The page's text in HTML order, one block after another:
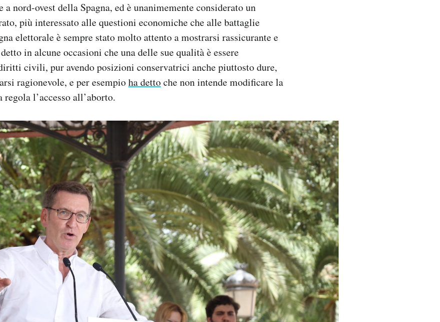
nord-ovest della Spagna, ed è unanimemente considerato un
più interessato alle questioni economiche che alle battaglie
elettorale è sempre stato molto attento a mostrarsi rassicurante e
in alcune occasioni che una delle sue qualità è essere
civili, pur avendo posizioni conservatrici anche piuttosto dure,
ragionevole, e per esempioha dettoche non intende modificare la
regola l’accesso all’aborto.